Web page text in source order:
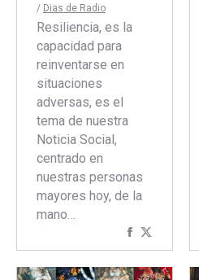
/ Dias de Radio
Resiliencia, es la
capacidad para
reinventarse en
situaciones
adversas, es el
tema de nuestra
Noticia Social,
centrado en
nuestras personas
mayores hoy, de la
mano…
Compartir
con
Facebook
con
Twitter